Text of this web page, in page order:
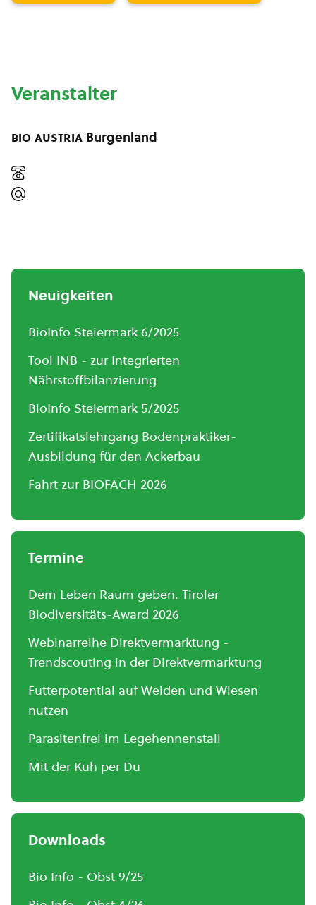
Veranstalter
bio austria Burgenland
Neuigkeiten
BioInfo Steiermark 6/2025
Tool INB - zur Integrierten
Nährstoffbilanzierung
BioInfo Steiermark 5/2025
Zertifikatslehrgang Bodenpraktiker-
Ausbildung für den Ackerbau
Fahrt zur BIOFACH 2026
Termine
Dem Leben Raum geben. Tiroler
Biodiversitäts-Award 2026
Webinarreihe Direktvermarktung -
Trendscouting in der Direktvermarktung
Futterpotential auf Weiden und Wiesen
nutzen
Parasitenfrei im Legehennenstall
Mit der Kuh per Du
Downloads
Bio Info - Obst 9/25